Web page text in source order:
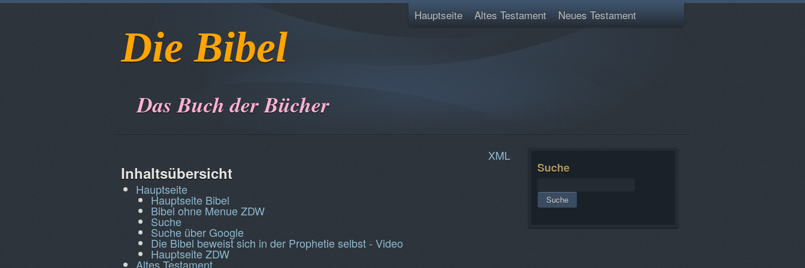
Die Bibel
Das Buch der Bücher
Hauptseite Altes Testament Neues Testament
XML
Inhaltsübersicht
Hauptseite
Hauptseite Bibel
Bibel ohne Menue ZDW
Suche
Suche über Google
Die Bibel beweist sich in der Prophetie selbst - Video
Hauptseite ZDW
Altes Testament
Suche